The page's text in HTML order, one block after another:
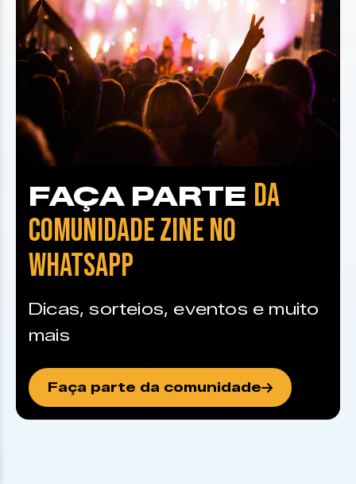
FAÇA PARTE DA
COMUNIDADE ZINE NO
WHATSAPP
Dicas, sorteios, eventos e muito
mais
Faça parte da comunidade